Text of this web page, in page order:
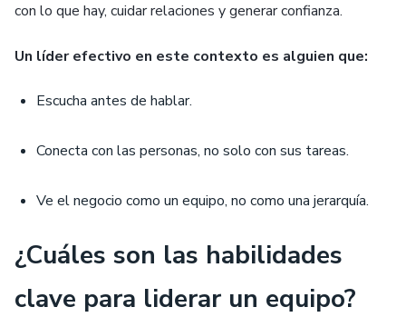
con lo que hay, cuidar relaciones y generar confianza.
Un líder efectivo en este contexto es alguien que:
Escucha antes de hablar.
Conecta con las personas, no solo con sus tareas.
Ve el negocio como un equipo, no como una jerarquía.
¿Cuáles son las habilidades
clave para liderar un equipo?